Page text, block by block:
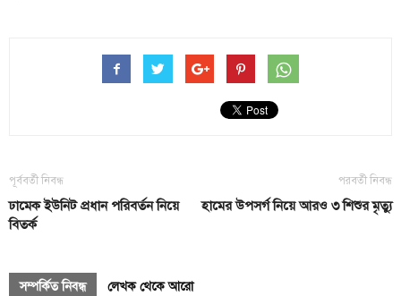
পূর্ববর্তী নিবন্ধ
ঢামেক ইউনিট প্রধান পরিবর্তন নিয়ে
বিতর্ক
পরবর্তী নিবন্ধ
হামের উপসর্গ নিয়ে আরও ৩ শিশুর মৃত্যু
সম্পর্কিত নিবন্ধ লেখক থেকে আরো